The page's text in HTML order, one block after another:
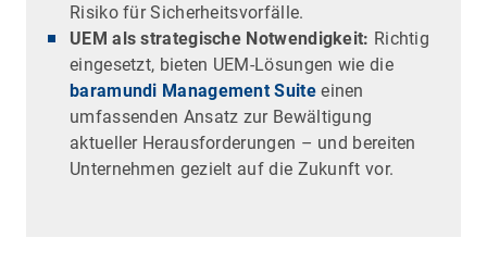
Risiko für Sicherheitsvorfälle.
UEM als strategische Notwendigkeit: Richtig
eingesetzt, bieten UEM-Lösungen wie die
baramundi Management Suiteeinen
umfassenden Ansatz zur Bewältigung
aktueller Herausforderungen – und bereiten
Unternehmen gezielt auf die Zukunft vor.